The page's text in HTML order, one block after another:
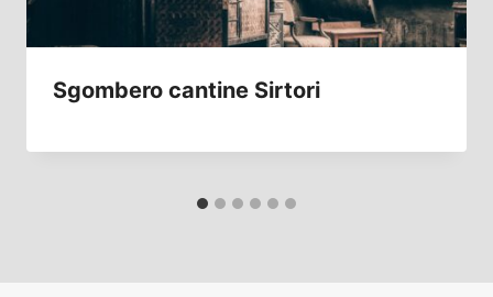
Sgombero cantine Sirtori